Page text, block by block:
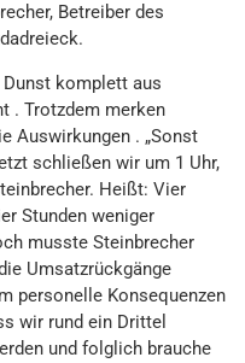
Betreiber des
komplett aus
. Trotzdem merken
Auswirkungen . „Sonst
schließen wir um 1 Uhr,
Heißt: Vier
Stunden weniger
musste Steinbrecher
Umsatzrückgänge
personelle Konsequenzen
wir rund ein Drittel
und folglich brauche